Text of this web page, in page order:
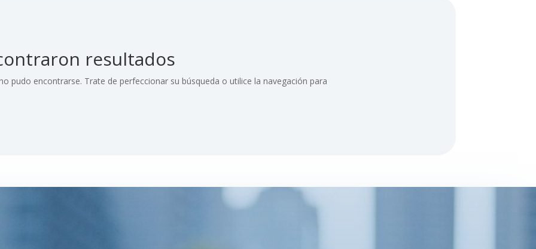
resultados
pudo encontrarse. Trate de perfeccionar su búsqueda o utilice la navegación para